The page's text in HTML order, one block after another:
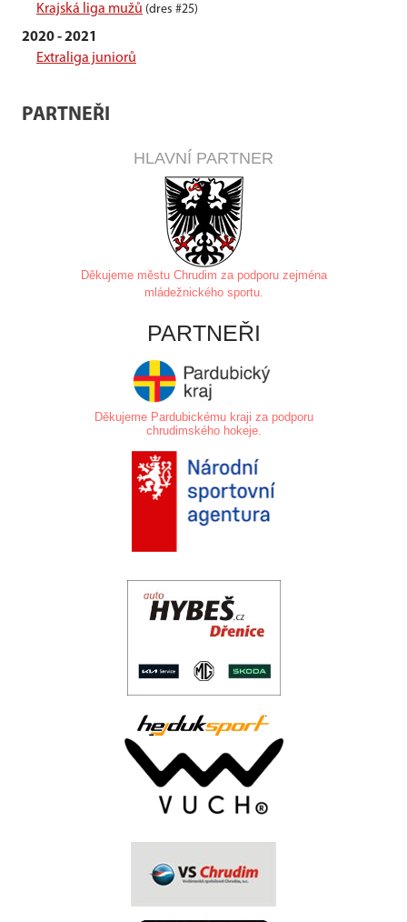
Krajská liga mužů (dres #25)
2020 - 2021
Extraliga juniorů
PARTNEŘI
HLAVNÍ PARTNER
Děkujeme městu Chrudim za podporu zejména
mládežnického sportu.
PARTNEŘI
Děkujeme Pardubickému kraji za podporu
chrudimského hokeje.